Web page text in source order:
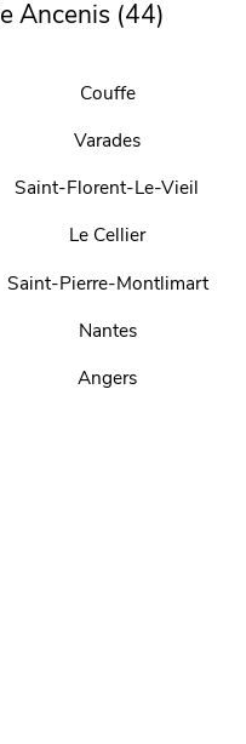
Ancenis (44)
Couffe
Varades
Saint-Florent-Le-Vieil
Le Cellier
Saint-Pierre-Montlimart
Nantes
Angers